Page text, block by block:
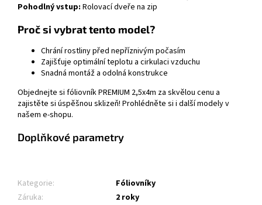
Pohodlný vstup: Rolovací dveře na zip
Proč si vybrat tento model?
Chrání rostliny před nepříznivým počasím
Zajišťuje optimální teplotu a cirkulaci vzduchu
Snadná montáž a odolná konstrukce
Objednejte si fóliovník PREMIUM 2,5x4m za skvělou cenu a
zajistěte si úspěšnou sklizeň! Prohlédněte si i další modely v
našem e-shopu.
Doplňkové parametry
Kategorie:
Fóliovníky
Záruka:
2 roky